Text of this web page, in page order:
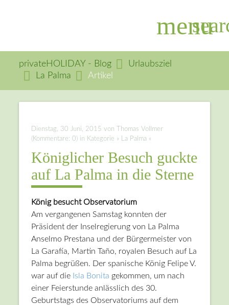
menu
Suchbegriffe
privateHOLIDAY - Blog
Urlaubsziel
La Palma
Artikel
Dienstag, 30 Juni, 2015 von Thomas Vollmer
(Kommentare: 0) in Kategorie » La Palma «
Königlicher Besuch guckte
auf La Palma in die Sterne
König besucht Observatorium
Am vergangenen Samstag konnten der
Präsident der Inselregierung von La Palma
Anselmo Prestana und der Bürgermeister von
La Garafía, Martin Taño, royalen Besuch auf La
Palma begrüßen. Der spanische König Felipe V.
war auf die Isla Bonita gekommen, um nach
einer Feierstunde anlässlich des 30.
Geburtstags des Observatoriums auf dem